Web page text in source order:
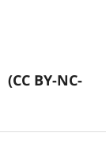
(CC BY-NC-